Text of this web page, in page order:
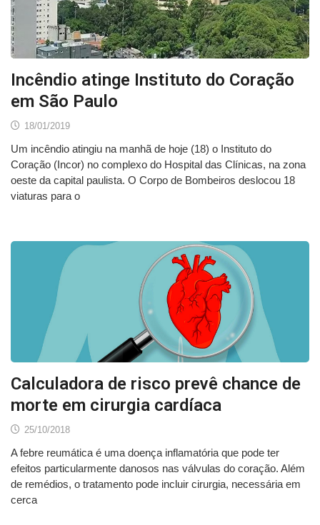
Incêndio atinge Instituto do Coração
em São Paulo
18/01/2019
Um incêndio atingiu na manhã de hoje (18) o Instituto do
Coração (Incor) no complexo do Hospital das Clínicas, na zona
oeste da capital paulista. O Corpo de Bombeiros deslocou 18
viaturas para o
Calculadora de risco prevê chance de
morte em cirurgia cardíaca
25/10/2018
A febre reumática é uma doença inflamatória que pode ter
efeitos particularmente danosos nas válvulas do coração. Além
de remédios, o tratamento pode incluir cirurgia, necessária em
cerca